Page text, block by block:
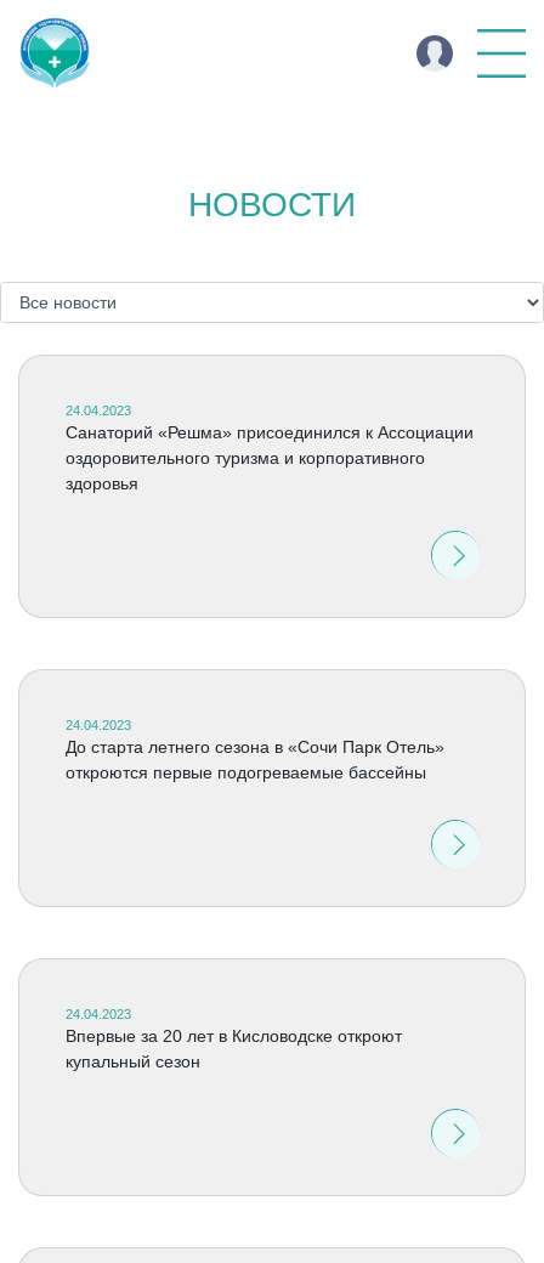
НОВОСТИ
24.04.2023
Санаторий «Решма» присоединился к Ассоциации
оздоровительного туризма и корпоративного
здоровья
24.04.2023
До старта летнего сезона в «Сочи Парк Отель»
откроются первые подогреваемые бассейны
24.04.2023
Впервые за 20 лет в Кисловодске откроют
купальный сезон